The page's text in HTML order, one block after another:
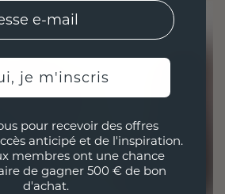
je m'inscris
pour recevoir des offres
anticipé et de l'inspiration.
membres ont une chance
de gagner 500 € de bon
d'achat.